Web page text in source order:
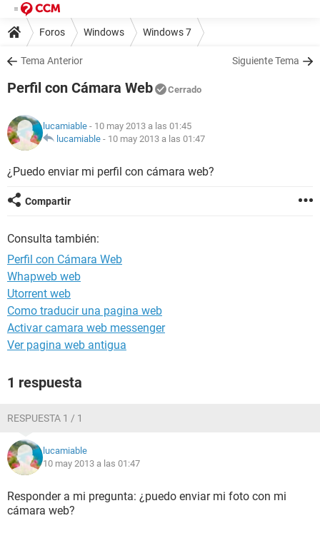
Foros Windows Windows 7
Tema Anterior Siguiente Tema
Perfil con Cámara Web Cerrado
lucamiable - 10 may 2013 a las 01:45
lucamiable - 10 may 2013 a las 01:47
¿Puedo enviar mi perfil con cámara web?
Compartir
Consulta también:
Perfil con Cámara Web
Whapweb web
Utorrent web
Como traducir una pagina web
Activar camara web messenger
Ver pagina web antigua
1 respuesta
RESPUESTA 1 / 1
lucamiable
10 may 2013 a las 01:47
Responder a mi pregunta: ¿puedo enviar mi foto con mi
cámara web?